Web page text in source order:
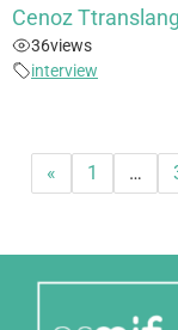
Cenoz
36views
interview
« 1 …